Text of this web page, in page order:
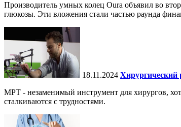
Производитель умных колец Oura объявил во
глюкозы. Эти вложения стали частью раунда
18.11.2024 Хирургический
МРТ - незаменимый инструмент для хирургов,
сталкиваются с трудностями.